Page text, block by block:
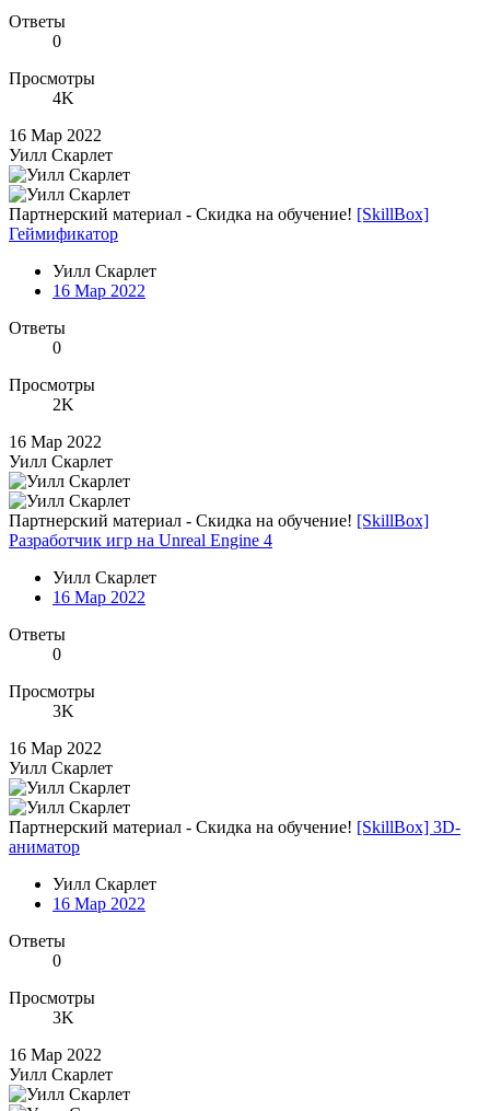
Ответы
0
Просмотры
4K
16 Мар 2022
Уилл Скарлет
Партнерский материал - Скидка на обучение! [SkillBox]
Геймификатор
Уилл Скарлет
16 Мар 2022
Ответы
0
Просмотры
2K
16 Мар 2022
Уилл Скарлет
Партнерский материал - Скидка на обучение! [SkillBox]
Разработчик игр на Unreal Engine 4
Уилл Скарлет
16 Мар 2022
Ответы
0
Просмотры
3K
16 Мар 2022
Уилл Скарлет
Партнерский материал - Скидка на обучение! [SkillBox] 3D-
аниматор
Уилл Скарлет
16 Мар 2022
Ответы
0
Просмотры
3K
16 Мар 2022
Уилл Скарлет